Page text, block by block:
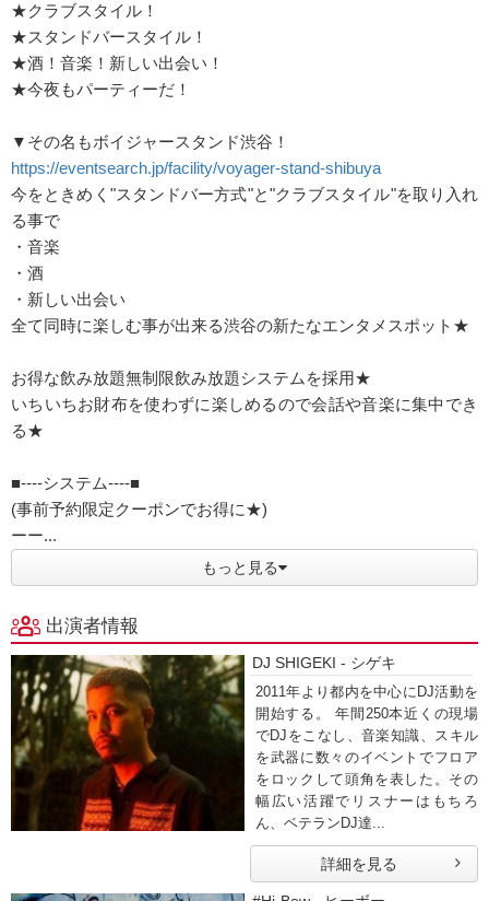
★クラブスタイル！
★スタンドバースタイル！
★酒！音楽！新しい出会い！
★今夜もパーティーだ！
▼その名もボイジャースタンド渋谷！
https://eventsearch.jp/facility/voyager-stand-shibuya
今をときめく"スタンドバー方式"と"クラブスタイル"を取り入れ
る事で
・音楽
・酒
・新しい出会い
全て同時に楽しむ事が出来る渋谷の新たなエンタメスポット★
お得な飲み放題無制限飲み放題システムを採用★
いちいちお財布を使わずに楽しめるので会話や音楽に集中でき
る★
■----システム----■
(事前予約限定クーポンでお得に★)
ーー...
もっと見る
出演者情報
DJ SHIGEKI - シゲキ
2011年より都内を中心にDJ活動を
開始する。 年間250本近くの現場
でDJをこなし、音楽知識、スキル
を武器に数々のイベントでフロア
をロックして頭角を表した。その
幅広い活躍でリスナーはもちろ
ん、ベテランDJ達...
詳細を見る